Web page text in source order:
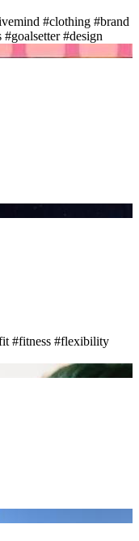
#clothing #brand
#goalsetter #design
#fitness #flexibility